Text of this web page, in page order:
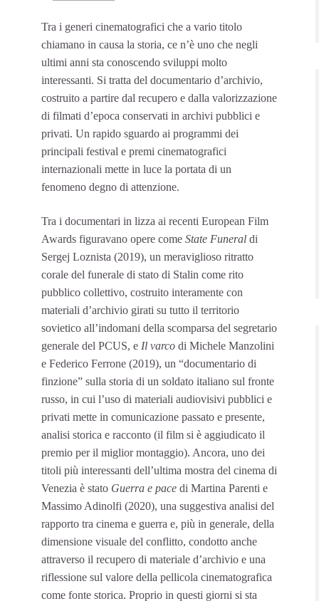
Tra i generi cinematografici che a vario titolo
chiamano in causa la storia, ce n’è uno che negli
ultimi anni sta conoscendo sviluppi molto
interessanti. Si tratta del documentario d’archivio,
costruito a partire dal recupero e dalla valorizzazione
di filmati d’epoca conservati in archivi pubblici e
privati. Un rapido sguardo ai programmi dei
principali festival e premi cinematografici
internazionali mette in luce la portata di un
fenomeno degno di attenzione.
Tra i documentari in lizza ai recenti European Film
Awards figuravano opere come State Funeral di
Sergej Loznista (2019), un meraviglioso ritratto
corale del funerale di stato di Stalin come rito
pubblico collettivo, costruito interamente con
materiali d’archivio girati su tutto il territorio
sovietico all’indomani della scomparsa del segretario
generale del PCUS, e Il varco di Michele Manzolini
e Federico Ferrone (2019), un “documentario di
finzione” sulla storia di un soldato italiano sul fronte
russo, in cui l’uso di materiali audiovisivi pubblici e
privati mette in comunicazione passato e presente,
analisi storica e racconto (il film si è aggiudicato il
premio per il miglior montaggio). Ancora, uno dei
titoli più interessanti dell’ultima mostra del cinema di
Venezia è stato Guerra e pace di Martina Parenti e
Massimo Adinolfi (2020), una suggestiva analisi del
rapporto tra cinema e guerra e, più in generale, della
dimensione visuale del conflitto, condotto anche
attraverso il recupero di materiale d’archivio e una
riflessione sul valore della pellicola cinematografica
come fonte storica. Proprio in questi giorni si sta